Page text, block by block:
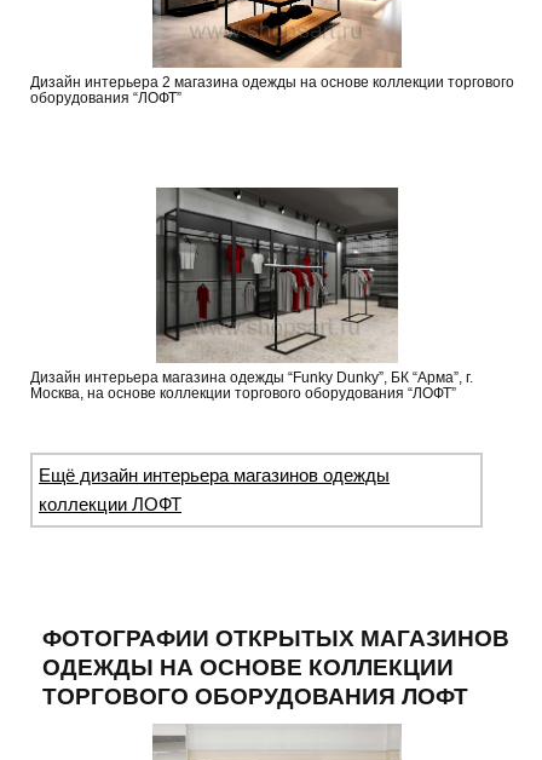
Дизайн интерьера 2 магазина одежды на основе коллекции торгового
оборудования “ЛОФТ”
Дизайн интерьера магазина одежды “Funky Dunky”, БК “Арма”, г.
Москва, на основе коллекции торгового оборудования “ЛОФТ”
Ещё дизайн интерьера магазинов одежды
коллекции ЛОФТ
ФОТОГРАФИИ ОТКРЫТЫХ МАГАЗИНОВ
ОДЕЖДЫ НА ОСНОВЕ КОЛЛЕКЦИИ
ТОРГОВОГО ОБОРУДОВАНИЯ ЛОФТ